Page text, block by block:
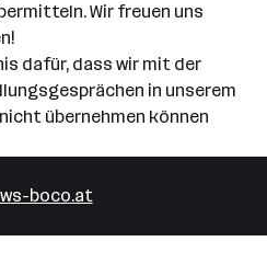
Wir freuen uns
dafür, dass wir mit der
in unserem
übernehmen können
boco.at